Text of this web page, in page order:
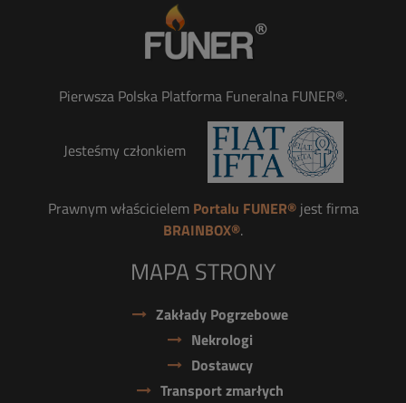
Pierwsza Polska Platforma Funeralna FUNER®.
Jesteśmy członkiem
Prawnym właścicielem Portalu FUNER®jest firma
BRAINBOX®.
MAPA STRONY
Zakłady Pogrzebowe
Nekrologi
Dostawcy
Transport zmarłych